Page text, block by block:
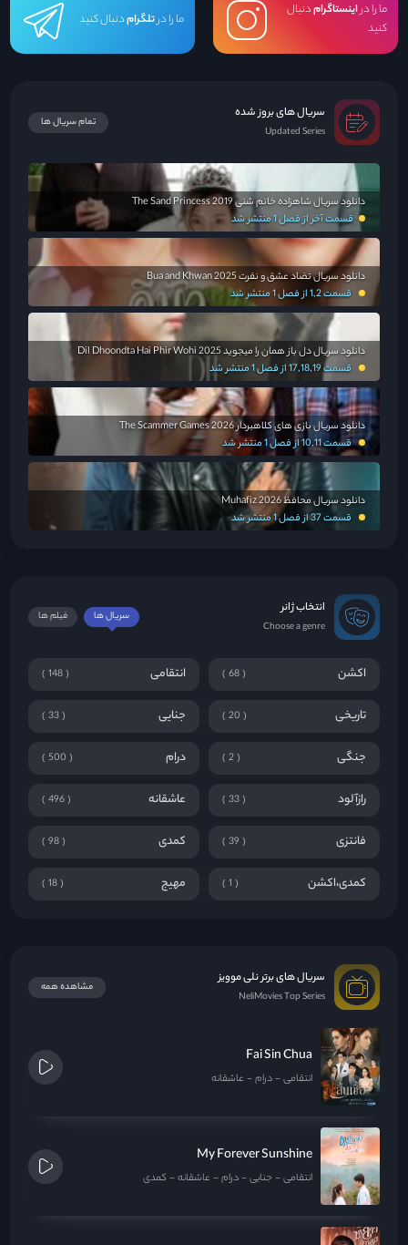
ما را دراینستاگرامدنبال
کنید
ما را درتلگرامدنبال کنید
سریال های بروز شده
Updated Series
تمام سریال ها
دانلود سریال شاهزاده خانم شنی The Sand Princess 2019
قسمت آخر از فصل 1 منتشر شد
دانلود سریال تضاد عشق و نفرت Bua and Khwan 2025
قسمت 1,2 از فصل 1 منتشر شد
دانلود سریال دل باز همان را میجوید Dil Dhoondta Hai Phir Wohi 2025
قسمت 17,18,19 از فصل 1 منتشر شد
دانلود سریال بازی های کلاهبردار The Scammer Games 2026
قسمت 10,11 از فصل 1 منتشر شد
دانلود سریال محافظ Muhafiz 2026
قسمت 37 از فصل 1 منتشر شد
انتخاب ژانر
Choose a genre
فیلم ها سریال ها
اکشن 68 انتقامی 148
تاریخی 20 جنایی 33
جنگی 2 درام 500
رازآلود 33 عاشقانه 496
فانتزی 39 کمدی 98
کمدی،اکشن 1 مهیج 18
سریال های برتر نلی موویز
NeliMovies Top Series
مشاهده همه
Fai Sin Chua
انتقامی درام عاشقانه
My Forever Sunshine
انتقامی جنایی درام عاشقانه کمدی